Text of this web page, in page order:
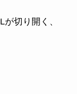
切り開く、